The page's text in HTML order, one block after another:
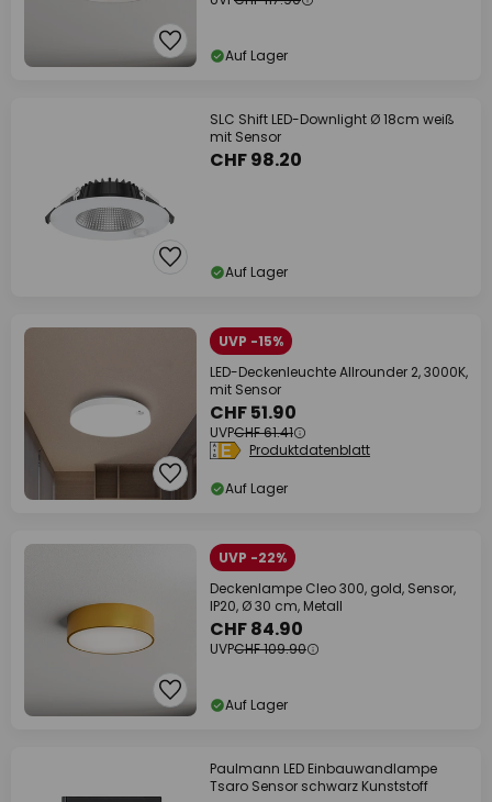
Auf Lager
SLC Shift LED-Downlight Ø 18cm weiß
mit Sensor
CHF 98.20
Auf Lager
UVP -15%
LED-Deckenleuchte Allrounder 2, 3000K,
mit Sensor
CHF 51.90
UVPCHF 61.41
Produktdatenblatt
Auf Lager
UVP -22%
Deckenlampe Cleo 300, gold, Sensor,
IP20, Ø 30 cm, Metall
CHF 84.90
UVPCHF 109.90
Auf Lager
Paulmann LED Einbauwandlampe
Tsaro Sensor schwarz Kunststoff